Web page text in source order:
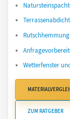
Wetterfenster
ZUM RATGEBER